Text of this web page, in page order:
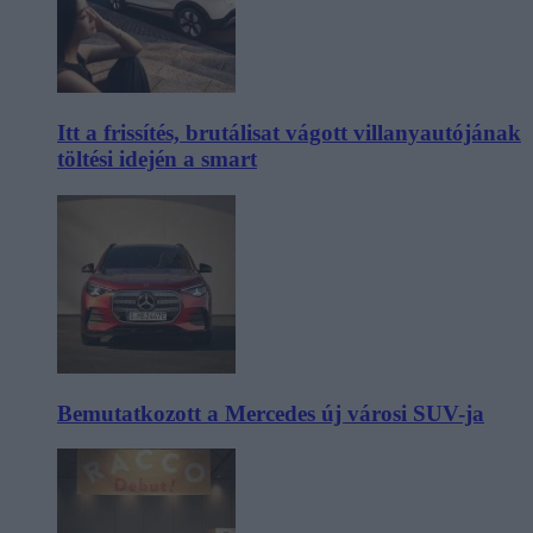
Itt a frissítés, brutálisat vágott villanyautójának
töltési idején a smart
Bemutatkozott a Mercedes új városi SUV-ja